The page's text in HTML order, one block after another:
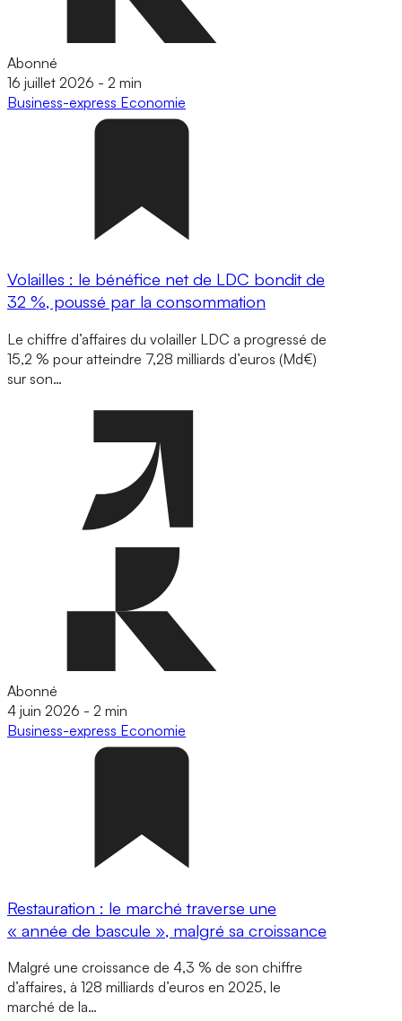
Abonné
16 juillet 2026 - 2 min
Business-express Economie
Volailles : le bénéfice net de LDC bondit de
32 %, poussé par la consommation
Le chiffre d’affaires du volailler LDC a progressé de
15,2 % pour atteindre 7,28 milliards d’euros (Md€)
sur son…
Abonné
4 juin 2026 - 2 min
Business-express Economie
Restauration : le marché traverse une
« année de bascule », malgré sa croissance
Malgré une croissance de 4,3 % de son chiffre
d’affaires, à 128 milliards d’euros en 2025, le
marché de la…